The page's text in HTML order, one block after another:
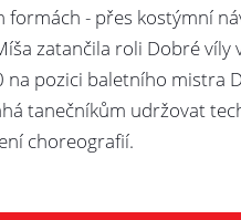
- přes kostýmní
zatančila roli Dobré
pozici baletního mistra
tanečníkům udržovat
choreografií.